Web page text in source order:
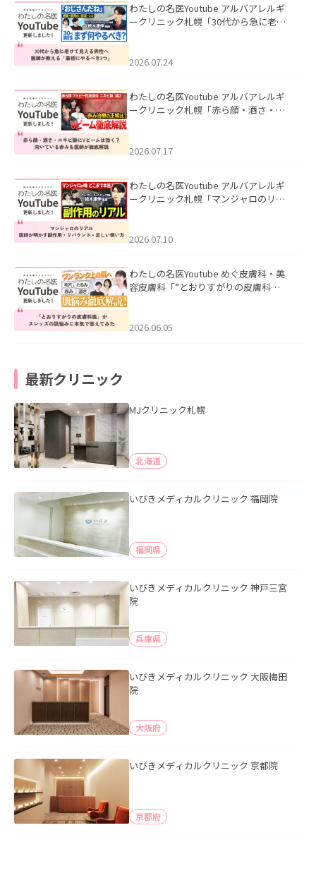
わたしの名医Youtube アルバアレルギ
ークリニック札幌「30代から急に老け
た。
2026.07.24
わたしの名医Youtube アルバアレルギ
ークリニック札幌「赤ら顔・酒さ・ニ
した。
2026.07.17
わたしの名医Youtube アルバアレルギ
ークリニック札幌「マンジャロのリア
た。
2026.07.10
わたしの名医Youtube めぐ皮膚科・美
容皮膚科「”とおりすがりの皮膚科
2026.06.05
最新クリニック
MJクリニック札幌
北海道
いびきメディカルクリニック 福岡院
福岡県
いびきメディカルクリニック 神戸三宮
院
兵庫県
いびきメディカルクリニック 大阪梅田
院
大阪府
いびきメディカルクリニック 京都院
京都府